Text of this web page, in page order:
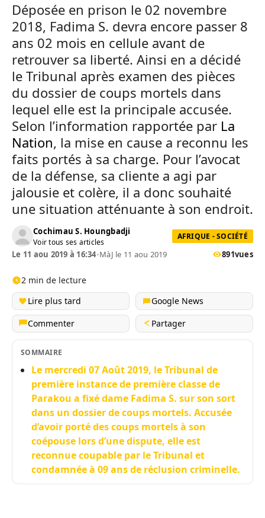
Déposée en prison le 02 novembre
2018, Fadima S. devra encore passer 8
ans 02 mois en cellule avant de
retrouver sa liberté. Ainsi en a décidé
le Tribunal après examen des pièces
du dossier de coups mortels dans
lequel elle est la principale accusée.
Selon l’information rapportée par La
Nation, la mise en cause a reconnu les
faits portés à sa charge. Pour l’avocat
de la défense, sa cliente a agi par
jalousie et colère, il a donc souhaité
une situation atténuante à son endroit.
Cochimau S. Houngbadji
Voir tous ses articles
AFRIQUE - SOCIÉTÉ
Le 11 aou 2019 à 16:34•MàJ le 11 aou 2019 891vues
2 min de lecture
Lire plus tard
Google News
Commenter
Partager
SOMMAIRE
Le mercredi 07 Août 2019, le Tribunal de
première instance de première classe de
Parakou a fixé dame Fadima S. sur son sort
dans un dossier de coups mortels. Accusée
d’avoir porté des coups mortels à son
coépouse lors d’une dispute, elle est
reconnue coupable par le Tribunal et
condamnée à 09 ans de réclusion criminelle.